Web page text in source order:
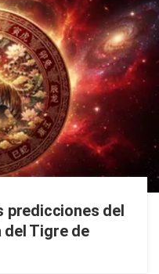
predicciones del
del Tigre de